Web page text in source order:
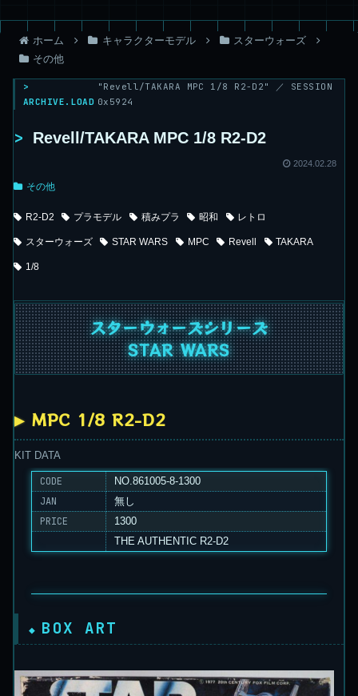
ホーム キャラクターモデル
スターウォーズ
その他
>
ARCHIVE.LOAD
"Revell/TAKARA MPC 1/8 R2-D2" ／ SESSION
0x5924
> Revell/TAKARA MPC 1/8 R2-D2
2024.02.28
その他
R2-D2 プラモデル 積みプラ 昭和 レトロ
スターウォーズ STAR WARS MPC Revell TAKARA
1/8
スターウォーズシリーズ
STAR WARS
MPC 1/8 R2-D2
KIT DATA
CODE NO.861005-8-1300
JAN 無し
PRICE
1300
THE AUTHENTIC R2-D2
BOX ART